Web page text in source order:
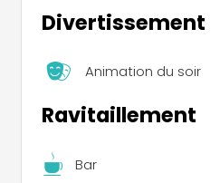
Divertissement
Animation du soir
Ravitaillement
Bar